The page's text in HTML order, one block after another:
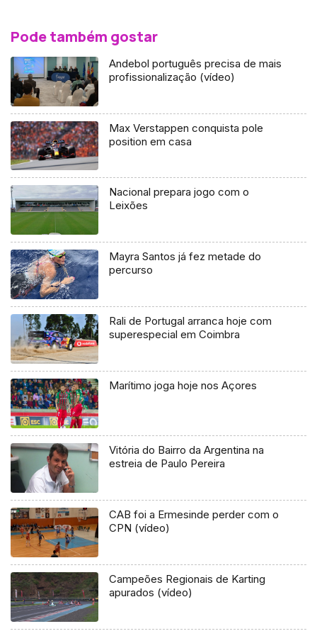
Pode também gostar
Andebol português precisa de mais
profissionalização (vídeo)
Max Verstappen conquista pole
position em casa
Nacional prepara jogo com o
Leixões
Mayra Santos já fez metade do
percurso
Rali de Portugal arranca hoje com
superespecial em Coimbra
Marítimo joga hoje nos Açores
Vitória do Bairro da Argentina na
estreia de Paulo Pereira
CAB foi a Ermesinde perder com o
CPN (vídeo)
Campeões Regionais de Karting
apurados (vídeo)